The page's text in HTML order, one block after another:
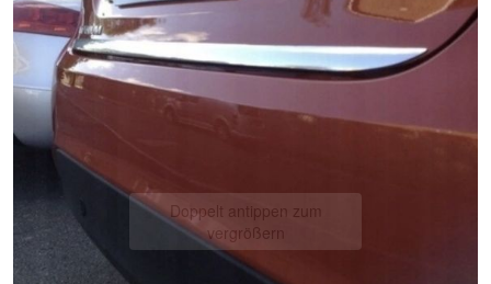
Doppelt antippen zum
vergrößern